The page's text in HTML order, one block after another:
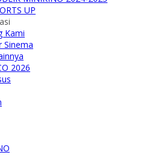
UP
Kami
Sinema
2026